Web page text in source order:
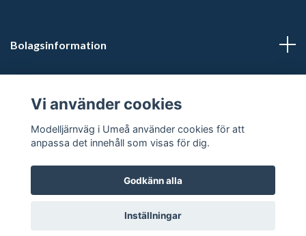
Bolagsinformation
Butikstider: Vardagar kl 12.00-15.00. Övrig tid efter
överenskommelse.
© 2026 Modelljärnväg i Umeå
Vi använder cookies
Modelljärnväg i Umeå använder cookies för att
anpassa det innehåll som visas för dig.
Godkänn alla
Inställningar